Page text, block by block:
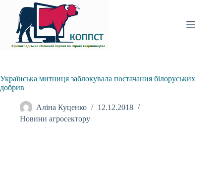
вмісту
Українська митниця заблокувала постачання білоруських
добрив
Аліна Куценко
12.12.2018
Новини агросектору